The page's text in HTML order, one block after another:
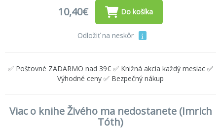
10,40€ Do košíka
Odložiť na neskôr
✅ Poštovné ZADARMO nad 39€ ✅ Knižná akcia každý mesiac ✅
Výhodné ceny ✅ Bezpečný nákup
Viac o knihe Živého ma nedostanete (Imrich
Tóth)